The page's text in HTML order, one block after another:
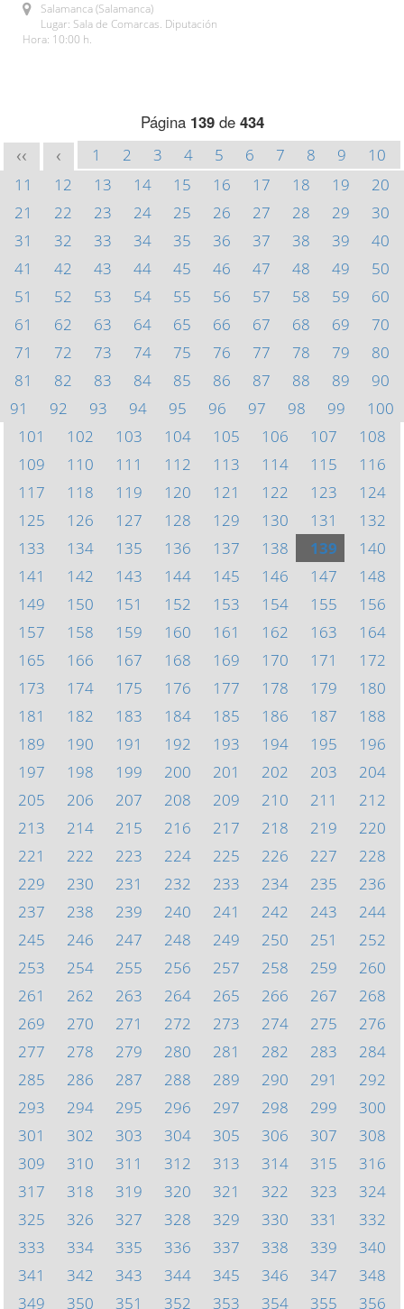
Salamanca (Salamanca)
Lugar: Sala de Comarcas. Diputación
Hora: 10:00 h.
Página 139de 434
<< < 1 2 3 4 5 6 7 8 9
10
11
12 13 14 15 16 17 18 19
20
21
22 23 24 25 26 27 28 29
30
31
32 33 34 35 36 37 38 39
40
41
42 43 44 45 46 47 48 49
50
51
52 53 54 55 56 57 58 59
60
61
62 63 64 65 66 67 68 69
70
71
72 73 74 75 76 77 78 79
80
81
82 83 84 85 86 87 88 89
90
91
92 93 94 95 96 97 98 99
100
101
102 103 104 105 106 107
108
109
110 111 112 113 114 115
116
117
118 119 120 121 122 123
124
125
126 127 128 129 130 131
132
133
134 135 136 137 138 139
140
141
142 143 144 145 146 147
148
149
150 151 152 153 154 155
156
157
158 159 160 161 162 163
164
165
166 167 168 169 170 171
172
173
174 175 176 177 178 179
180
181
182 183 184 185 186 187
188
189
190 191 192 193 194 195
196
197
198 199 200 201 202 203
204
205
206 207 208 209 210 211
212
213
214 215 216 217 218 219
220
221
222 223 224 225 226 227
228
229
230 231 232 233 234 235
236
237
238 239 240 241 242 243
244
245
246 247 248 249 250 251
252
253
254 255 256 257 258 259
260
261
262 263 264 265 266 267
268
269
270 271 272 273 274 275
276
277
278 279 280 281 282 283
284
285
286 287 288 289 290 291
292
293
294 295 296 297 298 299
300
301
302 303 304 305 306 307
308
309
310 311 312 313 314 315
316
317
318 319 320 321 322 323
324
325
326 327 328 329 330 331
332
333
334 335 336 337 338 339
340
341
342 343 344 345 346 347
348
349
350 351 352 353 354 355 356